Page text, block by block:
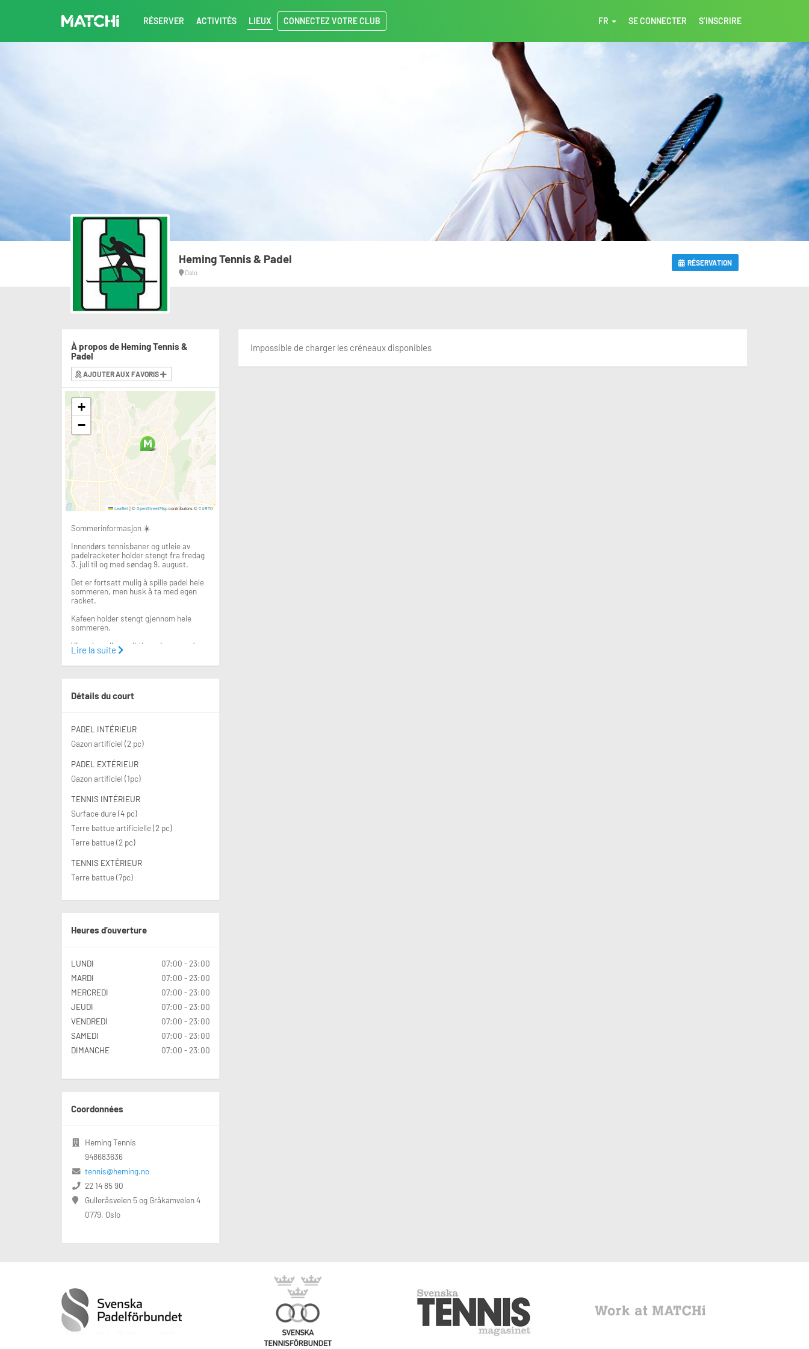
RÉSERVER ACTIVITÉS LIEUX CONNECTEZ VOTRE CLUB FR SE CONNECTER S’INSCRIRE
Heming Tennis & Padel
Oslo
RÉSERVATION
Impossible de charger les créneaux disponibles
À propos de Heming Tennis &
Padel
AJOUTER AUX FAVORIS
+
−
Leaflet |© OpenStreetMapcontributors © CARTO
Sommerinformasjon ☀️
Innendørs tennisbaner og utleie av
padelracketer holder stengt fra fredag
3. juli til og med søndag 9. august.
Det er fortsatt mulig å spille padel hele
sommeren, men husk å ta med egen
racket.
Kafeen holder stengt gjennom hele
sommeren.
Vi ønsker alle en riktig god sommer!
idrettsanlegg som rommer:
• 4 innendørs tennisbaner med
• Trampolinehall
• Garderober og dusjfasiliteter
• Møterom, kontorer, resepsjon og
Her finner du:
baner) som kan bookes
• Et moderne klubbhus med 2 innendørs
padelbaner, garderober, toaletter, kafé
og oppholdsrom
• i sommerhalvåret har vi 7 flotte
grusbaner for tennis
• 1 utendørs padelbane
Lire la suite
Détails du court
PADEL INTÉRIEUR
Gazon artificiel (2 pc)
PADEL EXTÉRIEUR
Gazon artificiel (1pc)
TENNIS INTÉRIEUR
Surface dure (4 pc)
Terre battue artificielle (2 pc)
Terre battue (2 pc)
TENNIS EXTÉRIEUR
Terre battue (7pc)
Heures d’ouverture
LUNDI
07:00 - 23:00
MARDI
07:00 - 23:00
MERCREDI
07:00 - 23:00
JEUDI
07:00 - 23:00
VENDREDI
07:00 - 23:00
SAMEDI
07:00 - 23:00
DIMANCHE
07:00 - 23:00
Coordonnées
Heming Tennis
948683636
tennis@heming.no
22 14 85 90
Gulleråsveien 5 og Gråkamveien 4
0779, Oslo